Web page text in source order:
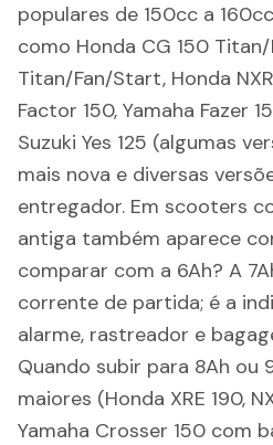
populares de 150cc a
como Honda CG 150
Titan/Fan/Start, Honda
Factor 150, Yamaha Fazer
Suzuki Yes 125 (algumas
mais nova e diversas
entregador. Em scooters
antiga também aparece
comparar com a 6Ah? A
corrente de partida; é a
alarme, rastreador e
Quando subir para 8Ah ou
maiores (Honda XRE 190,
Yamaha Crosser 150 com